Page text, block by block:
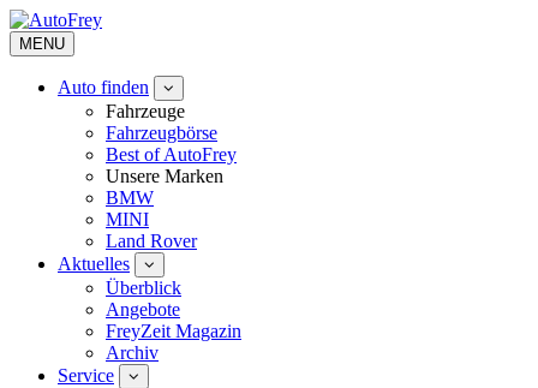
MENU
Auto finden
Fahrzeuge
Fahrzeugbörse
Best of AutoFrey
Unsere Marken
BMW
MINI
Land Rover
Aktuelles
Überblick
Angebote
FreyZeit Magazin
Archiv
Service